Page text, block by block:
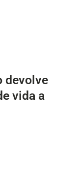
devolve
vida a